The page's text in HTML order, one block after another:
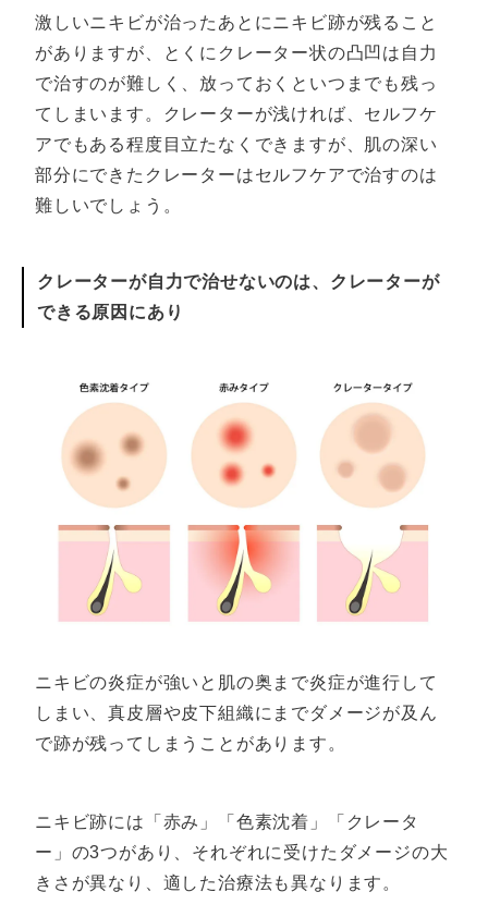
激しいニキビが治ったあとにニキビ跡が残ること
がありますが、とくにクレーター状の凸凹は自力
で治すのが難しく、放っておくといつまでも残っ
てしまいます。クレーターが浅ければ、セルフケ
アでもある程度目立たなくできますが、肌の深い
部分にできたクレーターはセルフケアで治すのは
難しいでしょう。
クレーターが自力で治せないのは、クレーターが
できる原因にあり
ニキビの炎症が強いと肌の奥まで炎症が進行して
しまい、真皮層や皮下組織にまでダメージが及ん
で跡が残ってしまうことがあります。
ニキビ跡には「赤み」「色素沈着」「クレータ
ー」の3つがあり、それぞれに受けたダメージの大
きさが異なり、適した治療法も異なります。